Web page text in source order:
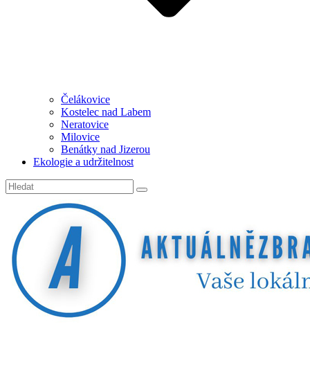
Čelákovice
Kostelec nad Labem
Neratovice
Milovice
Benátky nad Jizerou
Ekologie a udržitelnost